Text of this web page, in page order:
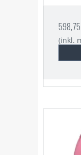
(inkl.